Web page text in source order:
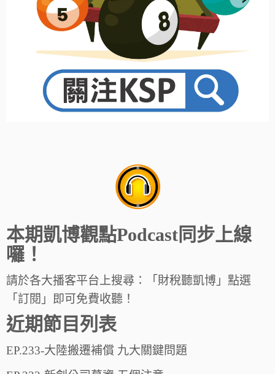
本期凱博觀點Podcast同步上線
囉！
請於各大播客平台上搜尋：「財稅聽凱博」點選
「訂閱」即可免費收聽！
近期節目列表
EP.233-大陸搬遷補償 九大關鍵問題